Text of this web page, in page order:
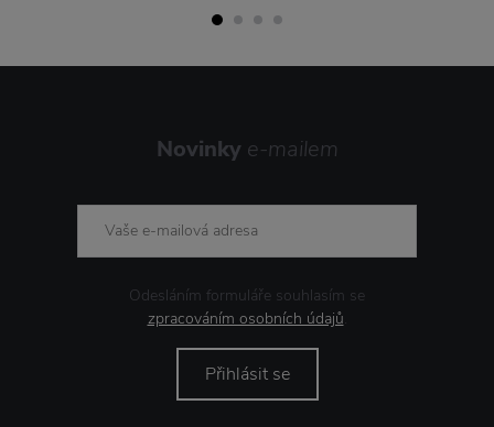
Novinky e-mailem
Odesláním formuláře souhlasím se
zpracováním osobních údajů.
Přihlásit se